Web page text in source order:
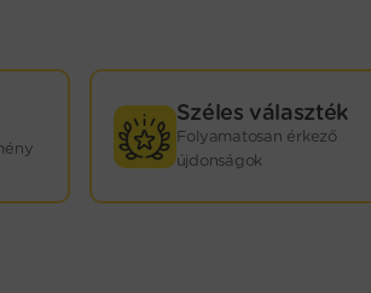
Széles választék
Folyamatosan érkező
újdonságok